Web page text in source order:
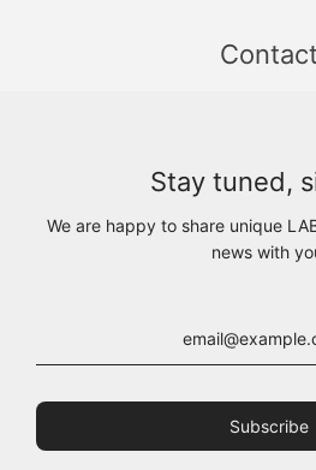
Contact
FIND US with
OPENING
MON 13:00 -
SUN
Stay tuned,
We are happy to share unique
news with